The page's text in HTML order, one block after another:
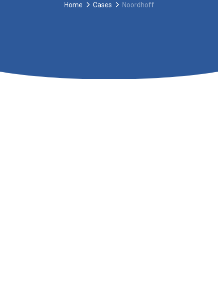
Home Cases Noordhoff